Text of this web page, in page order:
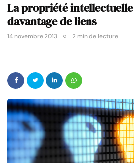
La propriété
davantage de liens
14 novembre 2013 2 min de lecture